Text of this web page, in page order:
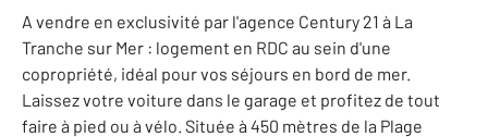
A vendre en exclusivité par l'agence Century 21 à La
Tranche sur Mer : logement en RDC au sein d'une
copropriété, idéal pour vos séjours en bord de mer.
Laissez votre voiture dans le garage et profitez de tout
faire à pied ou à vélo. Située à 450 mètres de la Plage